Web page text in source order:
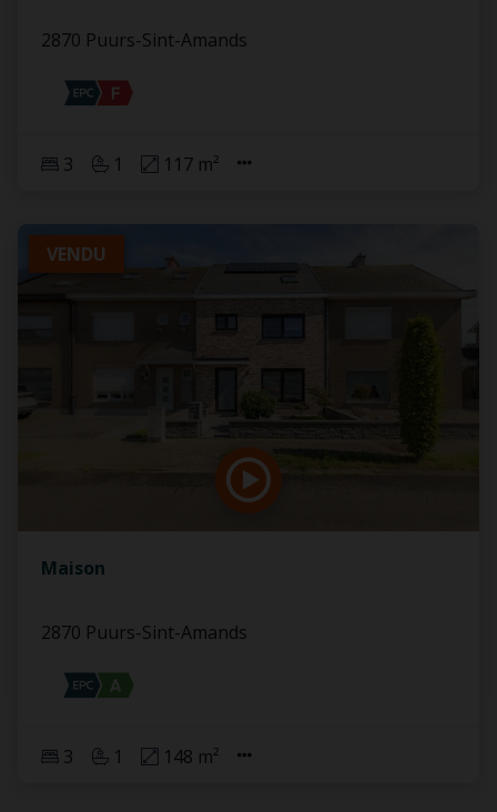
2870 Puurs-Sint-Amands
3 1 117 m²
VENDU
Maison
2870 Puurs-Sint-Amands
3 1 148 m²